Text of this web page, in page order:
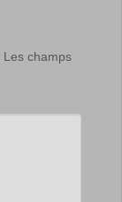
Les champs